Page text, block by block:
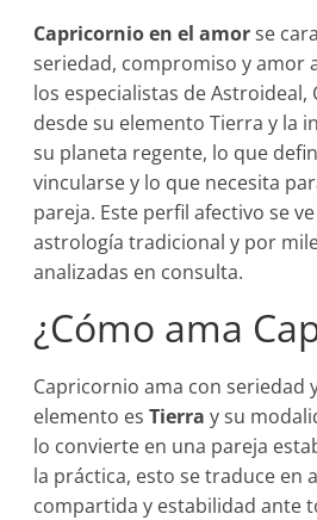
Capricornio en el amorse
seriedad, compromiso y amor
los especialistas de Astroideal,
desde su elemento Tierra y la
su planeta regente, lo que
vincularse y lo que necesita
pareja. Este perfil afectivo se
astrología tradicional y por
analizadas en consulta.
¿Cómo ama
Capricornio ama con seriedad
elemento esTierra y su
lo convierte en una pareja
la práctica, esto se traduce en
compartida y estabilidad ante